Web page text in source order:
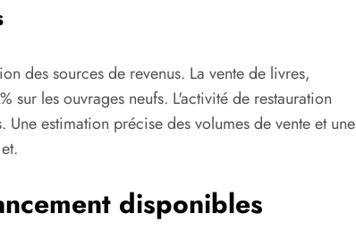
des sources de revenus. La vente de livres,
les ouvrages neufs. L'activité de restauration
estimation précise des volumes de vente et une
disponibles